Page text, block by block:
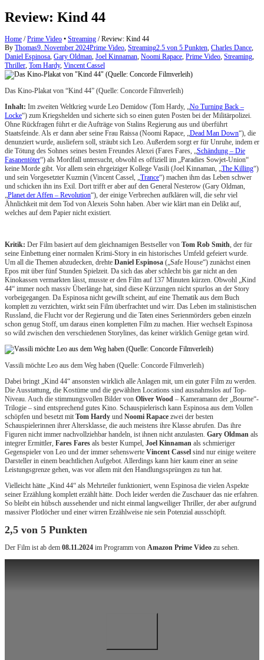
Review: Kind 44
Home /Prime Video • Streaming /Review: Kind 44
By Thomas9. November 2024Prime Video, Streaming2.5 von 5 Punkten, Charles Dance,
Daniel Espinosa, Gary Oldman, Joel Kinnaman, Noomi Rapace, Prime Video, Streaming,
Thriller, Tom Hardy, Vincent Cassel
Das Kino-Plakat von “Kind 44” (Quelle: Concorde Filmverleih)
Inhalt: Im zweiten Weltkrieg wurde Leo Demidow (Tom Hardy, „No Turning Back –
Locke“) zum Kriegshelden und sicherte sich so einen guten Posten bei der Militärpolizei.
Ohne Rückfragen führt er die Aufträge von Stalins Regierung aus und überführt
Staatsfeinde. Als er dann aber seine Frau Raissa (Noomi Rapace, „Dead Man Down“), die
denunziert wurde, ausliefern soll, sträubt sich Leo. Außerdem sorgt er für Unruhe, indem er
die Tötung des Sohnes seines besten Freundes Alexei (Fares Fares, „Schändung – Die
Fasanentöter“) als Mordfall untersucht, obwohl es offiziell im „Paradies Sowjet-Union“
keine Morde gibt. Vor allem sein ehrgeiziger Kollege Vasili (Joel Kinnaman, „The Killing“)
und sein Vorgesetzter Kuzmin (Vincent Cassel, „Trance“) machen ihm das Leben schwer
und schicken ihn ins Exil. Dort trifft er aber auf den General Nesterow (Gary Oldman,
„Planet der Affen – Revolution“), der einige Verbrechen aufklären will, die sehr viel
Ähnlichkeit mit dem Tod von Alexeis Sohn haben. Aber wie klärt man ein Delikt auf,
welches auf dem Papier nicht existiert.
Kritik: Der Film basiert auf dem gleichnamigen Bestseller von Tom Rob Smith, der für
seine Einbettung einer normalen Krimi-Story in ein historisches Umfeld gefeiert wurde.
Um all die Themen abzudecken, drehte Daniel Espinosa („Safe House“) zunächst einen
Epos mit über fünf Stunden Spielzeit. Da sich das aber schlecht bis gar nicht an den
Kinokassen vermarkten lässt, musste er den Film auf 137 Minuten kürzen. Obwohl „Kind
44“ immer noch massiv Überlänge hat, sind diese Kürzungen nicht spurlos an der Story
vorbeigegangen. Da Espinosa nicht gewillt scheint, auf eine Thematik aus dem Buch
komplett zu verzichten, wirkt sein Film überfrachtet und wirr. Das Leben im stalinistischen
Russland, die Flucht vor der Regierung und die Taten eines Serienmörders geben einzeln
schon genug Stoff, um daraus einen kompletten Film zu machen. Hier wechselt Espinosa
so wild zwischen den verschiedenen Storylines, das keiner wirklich Genüge getan wird.
Vassili möchte Leo aus dem Weg haben (Quelle: Concorde Filmverleih)
Dabei bringt „Kind 44“ ansonsten wirklich alle Anlagen mit, um ein guter Film zu werden.
Die Ausstattung, die Kostüme und die gewählten Locations sind ausnahmslos auf Top-
Niveau. Auch die stimmungsvollen Bilder von Oliver Wood – Kameramann der „Bourne“-
Trilogie – sind entsprechend gutes Kino. Schauspielerisch kann Espinosa aus dem Vollen
schöpfen und besetzt mit Tom Hardy und Noomi Rapace zwei der besten
Schauspielerinnen ihrer Altersklasse, die auch meistens ihre Klasse abrufen. Das ihre
Figuren nicht immer nachvollziehbar handeln, ist ihnen nicht anzulasten. Gary Oldman als
integrer Ermittler, Fares Fares als bester Kumpel, Joel Kinnaman als schmieriger
Gegenspieler von Leo und der immer sehenswerte Vincent Cassel sind nur einige weitere
Darsteller in einem beachtlichen Aufgebot. Allerdings kann hier kaum einer an seine
Leistungsgrenze gehen, was vor allem mit den Handlungssprüngen zu tun hat.
Vielleicht hätte „Kind 44“ als Mehrteiler funktioniert, wenn Espinosa die vielen Aspekte
seiner Erzählung komplett erzählt hätte. Doch leider werden die Zuschauer das nie erfahren.
So bleibt ein hübsch aussehender und nicht einmal langweiliger Thriller, der aber aufgrund
massiver Plotlöcher und einer wirren Erzählweise nie sein Potenzial ausschöpft.
2,5 von 5 Punkten
Der Film ist ab dem 08.11.2024 im Programm von Amazon Prime Video zu sehen.